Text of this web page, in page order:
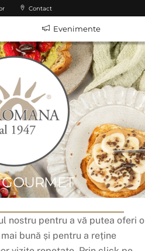
Contact
Evenimente
nostru pentru a vă putea oferi o
bună și pentru a reține